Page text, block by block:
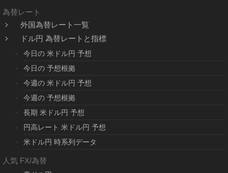
為替レート
外国為替レート一覧
ドル円 為替レートと指標
今日の 米ドル円 予想
今日の 予想根拠
今週の 米ドル円 予想
今週の 予想根拠
長期 米ドル円 予想
円高レート 米ドル円 予想
米ドル円 時系列データ
人気 FX/為替